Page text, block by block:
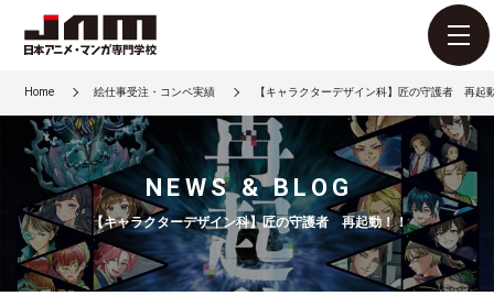
Home 絵仕事受注・コンペ実績 【キャラクターデザイン科】匠の守護者 再起
NEWS & BLOG
【キャラクターデザイン科】匠の守護者 再起動！！